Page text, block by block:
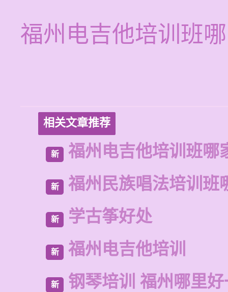
福州电吉他培训班
相关文章推荐
新 福州电吉他培训班哪
新 福州民族唱法培训班
新 学古筝好处
新 福州电吉他培训
新 钢琴培训 福州哪里